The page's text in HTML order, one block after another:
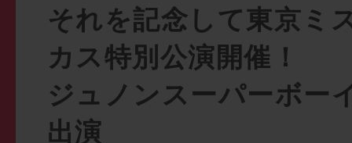
それを記念して東京ミ
カス特別公演開催！
ジュノンスーパーボー
出演